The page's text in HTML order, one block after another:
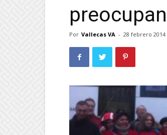
Por Vallecas VA - 28 febrero 2014